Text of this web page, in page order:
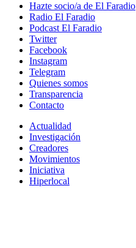
Hazte socio/a de El Faradio
Radio El Faradio
Podcast El Faradio
Twitter
Facebook
Instagram
Telegram
Quienes somos
Transparencia
Contacto
Actualidad
Investigación
Creadores
Movimientos
Iniciativa
Hiperlocal